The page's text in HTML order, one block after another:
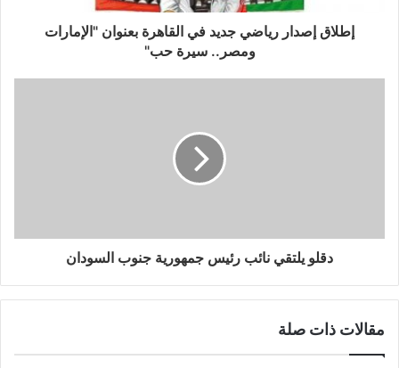
إطلاق إصدار رياضي جديد في القاهرة بعنوان "الإمارات
ومصر.. سيرة حب"
دقلو يلتقي نائب رئيس جمهورية جنوب السودان
مقالات ذات صلة